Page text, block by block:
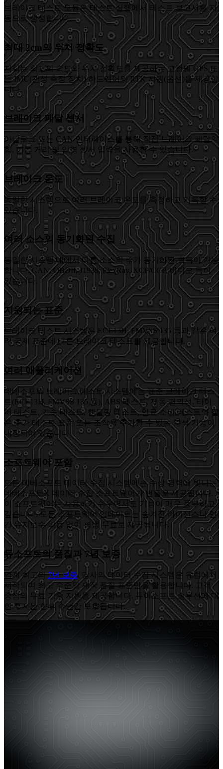
브레이크 테스트 모듈은 테스트 실행에서 테스트 보고서를 자
동으로 생성합니다.
최대 2cm의 위치 정확도
저희는 최고의 속도와 위치 정확도를 제공하는 고정밀 GPS 또
는 IMU(관성 측정 장치) 하드웨어와 RTK 지원(옵션)을 제공합
니다.
브레이크 페달 센서
아날로그 또는 CAN 인터페이스를 통해 직접 브레이크 페달의
힘, 이동 거리 및 압력 센서 입력을 사용할 수 있습니다.
브레이크 온도
동일한 시스템으로 여러 브레이크 온도를 측정하고 기록할 수
있습니다.
여러 소스의 동기화된 수집
동일한 시스템 내에서 다른 소스의 추가 동기화된 획득이 가능
합니다. CAN, OBDII, J1939, FlexRay, XCP/CCP, 비디오 등이
있습니다.
지원되는 표준
브레이크 테스트 시스템은 ECE13H, FMVSS 135 등과 같은 여
러 국제 표준에 따른 브레이크 테스트를 제공합니다.
여러 애플리케이션
데베소프트 브레이크 테스트 시스템에는 표준 브레이크 테스
트(ECE13H, FMVSS 135 등), ABS 테스트, 제동 편의성, 타이
어 테스트, 가속 테스트, 핸들링 테스트, 연료 소비 테스트와 같
은 추가 테스트 표준 또는 조작을 추가할 수 있는 분석 기능이
내장되어 있습니다.
소프트웨어 포함
모든 데베소프트 데이터 수집 시스템에는 수상 경력에 빛나는
데베소프트X 데이터 수집 소프트웨어가 번들로 제공됩니다.
이 소프트웨어는 사용하기 쉬우면서도 기능이 매우 풍부하고
깊습니다. 모든 소프트웨어 업데이트는 숨겨진 라이선스나 연
간 유지보수 비용 없이 평생 무료로 제공됩니다.
듀소프트의 품질과 7년 보증
업계 최고의7년 보증. 당사의 데이터 수집 시스템은 유럽에서
제작되며 최고 수준의 제작 품질 표준만을 활용합니다. 고객
중심의 무료 기술 지원을 제공합니다. 듀이소프트 솔루션에 대
한 투자는 향후 수년간 보호됩니다.